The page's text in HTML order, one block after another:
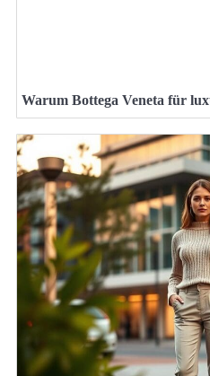
Warum Bottega Veneta für